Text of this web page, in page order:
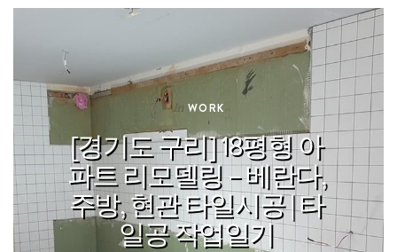
In WORK
[경기도 구리] 18평형 아
파트 리모델링 – 베란다,
주방, 현관 타일시공 | 타
일공 작업일기